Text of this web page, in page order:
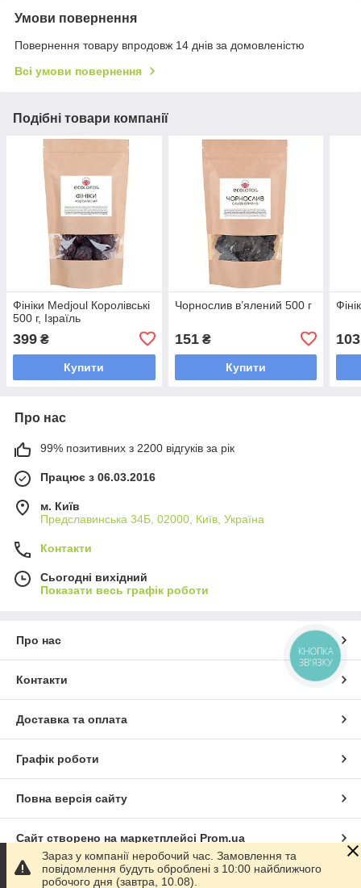
Умови повернення
Повернення товару впродовж 14 днів за домовленістю
Всі умови повернення
Подібні товари компанії
Фініки Medjoul Королівські
500 г, Ізраїль
399 ₴
Купити
Чорнослив в’ялений 500 г
151₴
Купити
103
Про нас
99% позитивних з 2200 відгуків за рік
Працює з 06.03.2016
м. Київ
Предславинська 34Б, 02000, Київ, Україна
Контакти
Сьогодні вихідний
Показати весь графік роботи
Про нас
Контакти
Доставка та оплата
Графік роботи
Повна версія сайту
Сайт створено на маркетплейсі Prom.ua
Політика конфіденційності
Зараз у компанії неробочий час. Замовлення та
повідомлення будуть оброблені з 10:00 найближчого
робочого дня (завтра, 10.08).
КНОПКА
ЗВ'ЯЗКУ